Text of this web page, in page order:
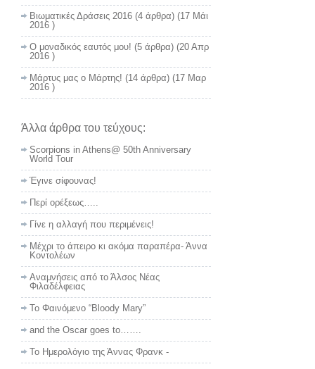
Βιωματικές Δράσεις 2016 (4 άρθρα) (17 Μάι
2016 )
Ο μοναδικός εαυτός μου! (5 άρθρα) (20 Απρ
2016 )
Μάρτυς μας ο Μάρτης! (14 άρθρα) (17 Μαρ
2016 )
Άλλα άρθρα του τεύχους:
Scorpions in Athens@ 50th Anniversary
World Tour
Έγινε σίφουνας!
Περί ορέξεως…..
Γίνε η αλλαγή που περιμένεις!
Μέχρι το άπειρο κι ακόμα παραπέρα- Άννα
Κοντολέων
Αναμνήσεις από το Άλσος Νέας
Φιλαδέλφειας
Το Φαινόμενο “Bloody Mary”
and the Oscar goes to…….
Το Ημερολόγιο της Άννας Φρανκ -